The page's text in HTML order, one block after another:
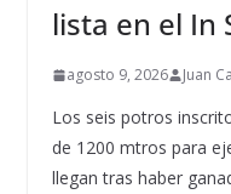
lista en el In
agosto 9, 2026 Juan
Los seis potros
de 1200 mtros para
llegan tras haber